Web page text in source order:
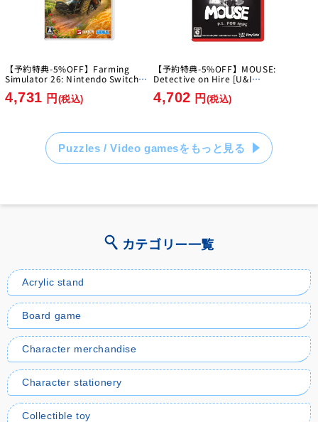
【予約特典-5%OFF】Farming
Simulator 26: Nintendo Switch
[Switch]
4,731 円 (税込)
【予約特典-5%OFF】MOUSE:
Detective on Hire [U&I
4,702 円 (税込)
Puzzles / Video gamesをもっと見る
カテゴリー一覧
Acrylic stand
Board game
Character merchandise
Character stationery
Collectible toy